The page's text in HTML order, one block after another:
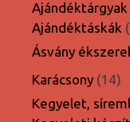
Ajándéktárgyak
Ajándéktáskák
Ásvány
Karácsony 1414
Kegyelet,